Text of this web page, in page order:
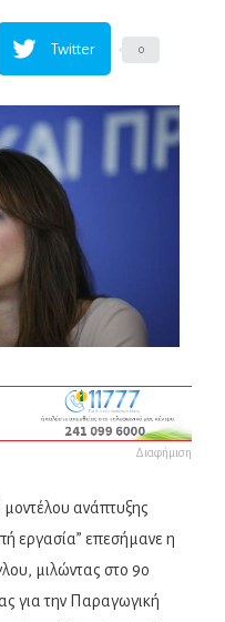
Twitter 0
Διαφήμιση
ανάπτυξης
εργασία” επεσήμανε η
μιλώντας στο 9ο
για την Παραγωγική